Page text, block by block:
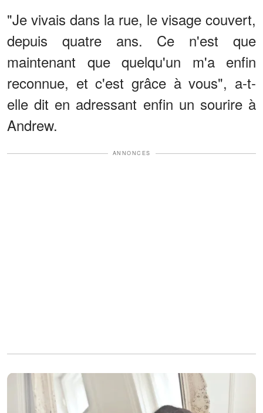
"Je vivais dans la rue, le visage couvert,
depuis quatre ans. Ce n'est que
maintenant que quelqu'un m'a enfin
reconnue, et c'est grâce à vous", a-t-
elle dit en adressant enfin un sourire à
Andrew.
ANNONCES